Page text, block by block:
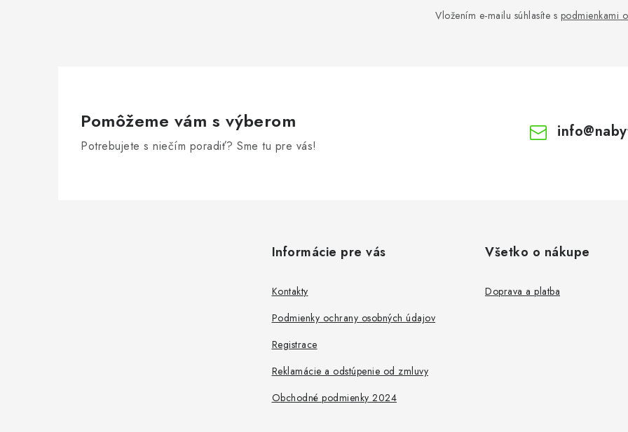
Vložením e-mailu súhlasíte s podmienkami
Pomôžeme vám s výberom
Potrebujete s niečím poradiť? Sme tu pre vás!
info@
Informácie pre vás
Kontakty
Podmienky ochrany osobných údajov
Registrace
Reklamácie a odstúpenie od zmluvy
Obchodné podmienky 2024
Všetko o nákupe
Doprava a platba